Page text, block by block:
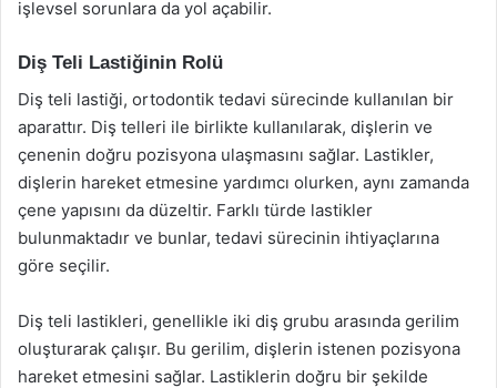
işlevsel sorunlara da yol açabilir.
Diş Teli Lastiğinin Rolü
Diş teli lastiği, ortodontik tedavi sürecinde kullanılan bir
aparattır. Diş telleri ile birlikte kullanılarak, dişlerin ve
çenenin doğru pozisyona ulaşmasını sağlar. Lastikler,
dişlerin hareket etmesine yardımcı olurken, aynı zamanda
çene yapısını da düzeltir. Farklı türde lastikler
bulunmaktadır ve bunlar, tedavi sürecinin ihtiyaçlarına
göre seçilir.
Diş teli lastikleri, genellikle iki diş grubu arasında gerilim
oluşturarak çalışır. Bu gerilim, dişlerin istenen pozisyona
hareket etmesini sağlar. Lastiklerin doğru bir şekilde